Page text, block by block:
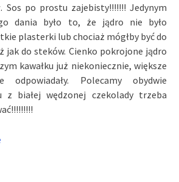
Sos po prostu zajebisty!!!!!!! Jedynym
dania było to, że jądro nie było
plasterki lub chociaż mógłby być do
jak do steków. Cienko pokrojone jądro
kawałku już niekoniecznie, większe
Polecamy obydwie
z białej wędzonej czekolady trzeba